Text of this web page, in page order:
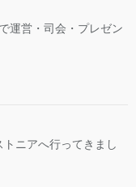
運営・司会・プレゼン
ニアへ行ってきまし